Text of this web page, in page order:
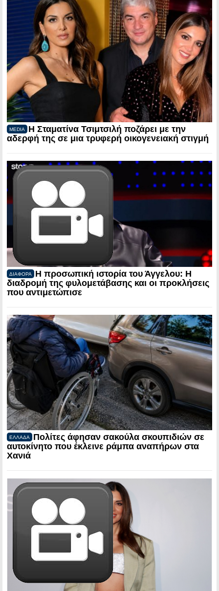
MEDIA
Η Σταματίνα Τσιμτσιλή ποζάρει με την
αδερφή της σε μια τρυφερή οικογενειακή στιγμή
ΔΙΑΦΟΡΑ
Η προσωπική ιστορία του Άγγελου: Η
διαδρομή της φυλομετάβασης και οι προκλήσεις
που αντιμετώπισε
ΕΛΛΑΔΑ
Πολίτες άφησαν σακούλα σκουπιδιών σε
αυτοκίνητο που έκλεινε ράμπα αναπήρων στα
Χανιά